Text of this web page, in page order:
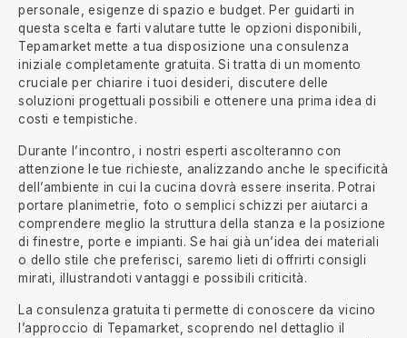
personale, esigenze di spazio e budget. Per guidarti in
questa scelta e farti valutare tutte le opzioni disponibili,
Tepamarket mette a tua disposizione una consulenza
iniziale completamente gratuita. Si tratta di un momento
cruciale per chiarire i tuoi desideri, discutere delle
soluzioni progettuali possibili e ottenere una prima idea di
costi e tempistiche.
Durante l’incontro, i nostri esperti ascolteranno con
attenzione le tue richieste, analizzando anche le specificità
dell’ambiente in cui la cucina dovrà essere inserita. Potrai
portare planimetrie, foto o semplici schizzi per aiutarci a
comprendere meglio la struttura della stanza e la posizione
di finestre, porte e impianti. Se hai già un’idea dei materiali
o dello stile che preferisci, saremo lieti di offrirti consigli
mirati, illustrandoti vantaggi e possibili criticità.
La consulenza gratuita ti permette di conoscere da vicino
l’approccio di Tepamarket, scoprendo nel dettaglio il